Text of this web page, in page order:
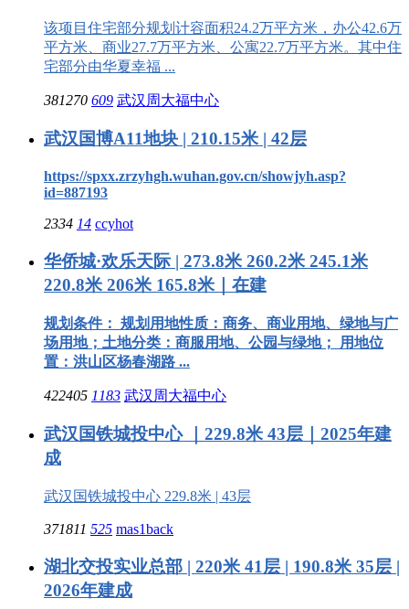
该项目住宅部分规划计容面积24.2万平方米，办公42.6万
平方米、商业27.7万平方米、公寓22.7万平方米。其中住
宅部分由华夏幸福 ...
381270 609 武汉周大福中心
武汉国博A11地块 | 210.15米 | 42层
https://spxx.zrzyhgh.wuhan.gov.cn/showjyh.asp?
id=887193
2334 14 ccyhot
华侨城·欢乐天际 | 273.8米 260.2米 245.1米
220.8米 206米 165.8米｜在建
规划条件： 规划用地性质：商务、商业用地、绿地与广
场用地；土地分类：商服用地、公园与绿地； 用地位
置：洪山区杨春湖路 ...
422405 1183 武汉周大福中心
武汉国铁城投中心 ｜229.8米 43层｜2025年建
成
武汉国铁城投中心 229.8米 | 43层
371811 525 mas1back
湖北交投实业总部 | 220米 41层 | 190.8米 35层 |
2026年建成